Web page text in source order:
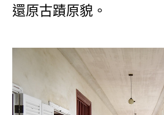
還原古蹟原貌。